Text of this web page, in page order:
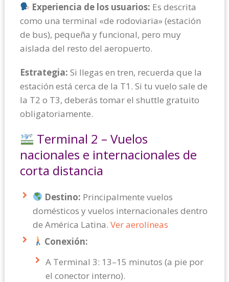
Experiencia de los usuarios: Es descrita
como una terminal «de rodoviaria» (estación
de bus), pequeña y funcional, pero muy
aislada del resto del aeropuerto.
Estrategia: Si llegas en tren, recuerda que la
estación está cerca de la T1. Si tu vuelo sale de
la T2 o T3, deberás tomar el shuttle gratuito
obligatoriamente.
Terminal 2 – Vuelos
nacionales e internacionales de
corta distancia
Destino: Principalmente vuelos
domésticos y vuelos internacionales dentro
de América Latina. Ver aerolíneas
Conexión:
A Terminal 3: 13–15 minutos (a pie por
el conector interno).